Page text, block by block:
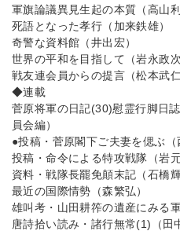
軍旗論議異見生起の本質（高山利
死語となった孝行（加来鉄雄）
奇警な資料館（井出宏）
世界の平和を目指して（岩永政次
戦友連会員からの提言（松本武仁
◆連載
菅原将軍の日記(30)慰霊行脚日
員会編）
●投稿・菅原閣下ご夫妻を偲ぶ（
投稿・命令による特攻戦隊（岩元
資料・戦隊長罷免顛末記（石橋輝
最近の国際情勢（森繁弘）
雄叫考・山田耕筰の遺産にみる
唐詩拾い読み・諸行無常(1)（田